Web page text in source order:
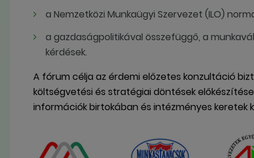
a Nemzetközi Munkaügyi Szervezet (ILO)
a gazdaságpolitikával összefüggő, a
kérdések.
A fórum célja az érdemi előzetes konzultáció
költségvetési és stratégiai döntések
információk birtokában és intézményes keretek